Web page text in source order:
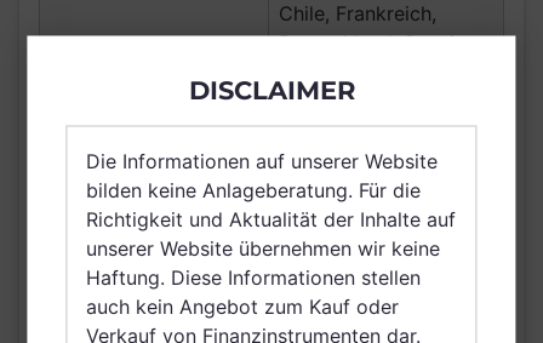
VERTRIEBSZULASSUNG
Chile, Frankreich,
Deutschland, Spanien,
Österreich, Schweiz,
Irland, Belgien,
Vereinigte Arabische
Emirate, Singapur,
Brunei Darussalam,
Saudi Arabien
AUSGABEAUFSCHLAG 3,00%
MAX. LAUFENDE
N/A
DISCLAIMER
Die Informationen auf unserer Website
bilden keine Anlageberatung. Für die
Richtigkeit und Aktualität der Inhalte auf
unserer Website übernehmen wir keine
Haftung. Diese Informationen stellen
auch kein Angebot zum Kauf oder
Verkauf von Finanzinstrumenten dar.